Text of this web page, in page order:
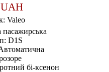
Valeo
пасажирська
D1S
бі-ксенон